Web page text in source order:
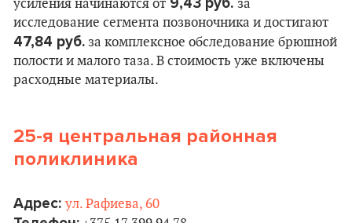
усиления начинаются от
за
исследование сегмента позвоночника и достигают
47,84 руб. за комплексное обследование брюшной
полости и малого таза. В стоимость уже включены
расходные материалы.
25-я центральная районная
поликлиника
Адрес: ул. Рафиева, 60